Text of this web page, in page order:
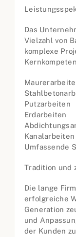
Das
Vielzahl von
komplexe
Putzarbeiten
Erdarbeiten
Kanalarbeiten
Umfassende
Tradition und
Die lange
erfolgreiche
Generation
und
der Kunden